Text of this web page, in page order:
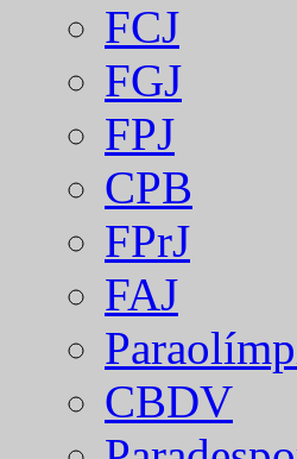
FCJ
FGJ
FPJ
CPB
FPrJ
FAJ
CBDV